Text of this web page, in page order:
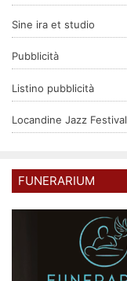
Sine ira et studio
Pubblicità
Listino pubblicità
Locandine Jazz Festival
FUNERARIUM